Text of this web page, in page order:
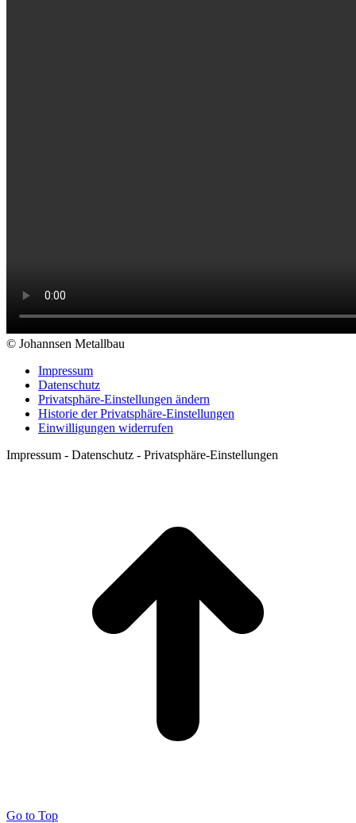
© Johannsen Metallbau
Impressum
Datenschutz
Privatsphäre-Einstellungen ändern
Historie der Privatsphäre-Einstellungen
Einwilligungen widerrufen
Impressum - Datenschutz - Privatsphäre-Einstellungen
Go to Top